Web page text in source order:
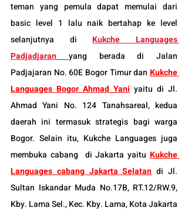
teman yang pemula dapat memulai dari
basic level 1 lalu naik bertahap ke level
selanjutnya di Kukche Languages
Padjadjaran
yang berada di Jalan
Padjajaran No. 60E Bogor Timur dan Kukche
Languages Bogor Ahmad Yani yaitu di Jl.
Ahmad Yani No. 124 Tanahsareal, kedua
daerah ini termasuk strategis bagi warga
Bogor. Selain itu, Kukche Languages juga
membuka cabang  di Jakarta yaitu Kukche
Languages cabang Jakarta Selatan di Jl.
Sultan Iskandar Muda No.17B, RT.12/RW.9,
Kby. Lama Sel., Kec. Kby. Lama, Kota Jakarta